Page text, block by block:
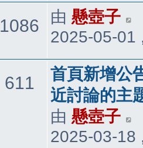
1086 文
章
最
後
發
表
由 懸壺子
2025-05-01
611
最
後
發
表
首頁新增公
近討論的主
由 懸壺子
2025-03-18